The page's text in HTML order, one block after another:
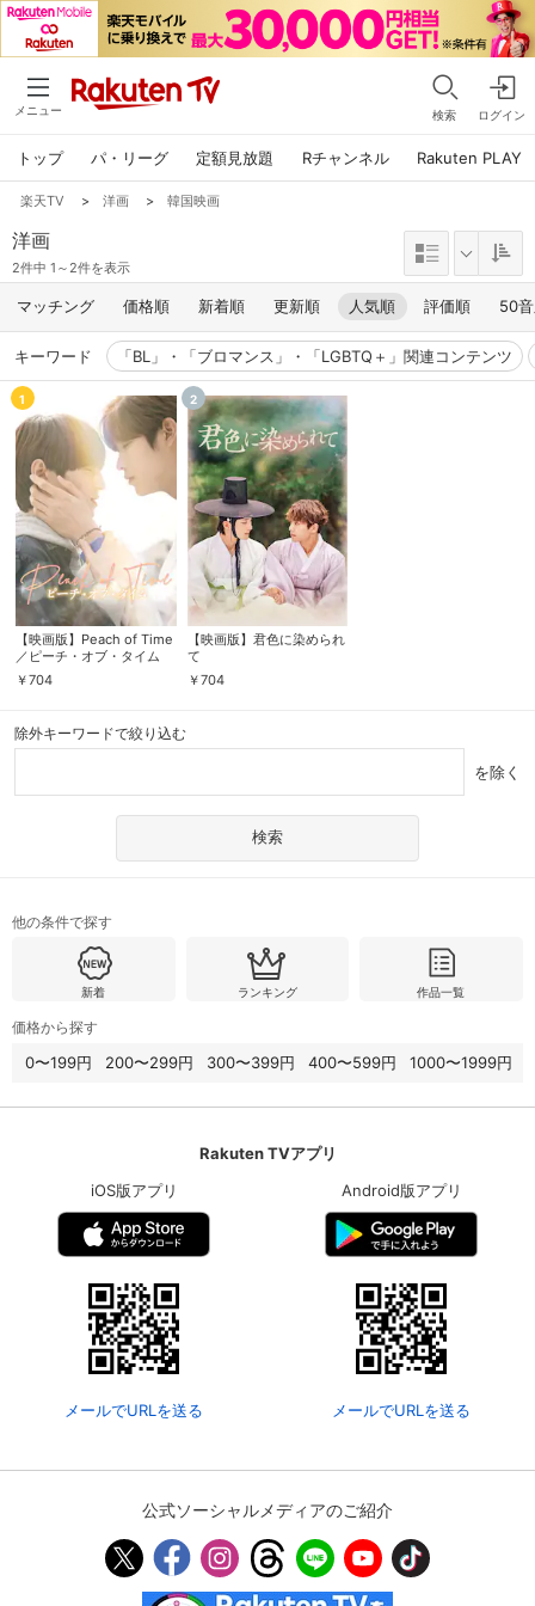
メニュー 検索 ログイン
トップ パ・リーグ 定額見放題 Rチャンネル Rakuten PLAY
楽天TV > 洋画 > 韓国映画
洋画
2件中 1～2件を表示
マッチング 価格順 新着順 更新順 人気順 評価順 50
キーワード 「BL」・「ブロマンス」・「LGBTQ＋」関連コンテンツ
1
【映画版】Peach of Time
／ピーチ・オブ・タイム
￥704
2
【映画版】君色に染められ
て
￥704
除外キーワードで絞り込む
を除く
他の条件で探す
新着 ランキング 作品一覧
価格から探す
0〜199円 200〜299円 300〜399円 400〜599円 1000〜1999円
Rakuten TVアプリ
iOS版アプリ
メールでURLを送る
Android版アプリ
メールでURLを送る
公式ソーシャルメディアのご紹介